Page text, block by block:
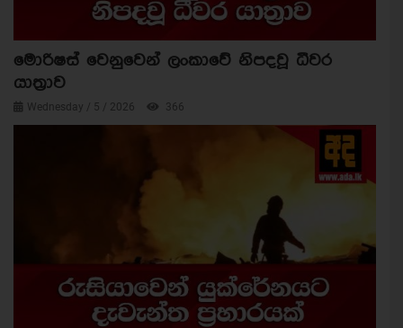
මොරිෂස් වෙනුවෙන් ලංකාවේ නිපදවූ ධීවර
යාත්‍රාව
Wednesday / 5 / 2026 366